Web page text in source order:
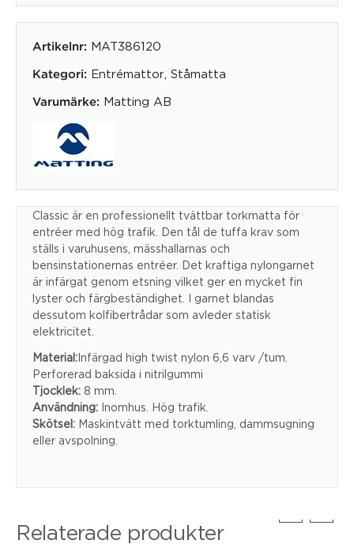
Artikelnr: MAT386120
Kategori: Entrémattor Ståmatta
Varumärke: Matting AB
Classic är en professionellt tvättbar torkmatta för
entréer med hög trafik. Den tål de tuffa krav som
ställs i varuhusens, mässhallarnas och
bensinstationernas entréer. Det kraftiga nylongarnet
är infärgat genom etsning vilket ger en mycket fin
lyster och färgbeständighet. I garnet blandas
dessutom kolfibertrådar som avleder statisk
elektricitet.
Material:Infärgad high twist nylon 6,6 varv /tum.
Perforerad baksida i nitrilgummi
Tjocklek: 8 mm.
Användning: Inomhus. Hög trafik.
Skötsel: Maskintvätt med torktumling, dammsugning
eller avspolning.
Relaterade produkter